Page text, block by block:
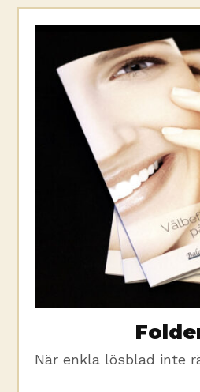
När enkla lösblad inte